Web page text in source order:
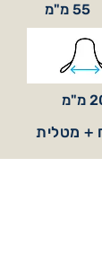
55 מ"מ
מ"מ
+ מטלית